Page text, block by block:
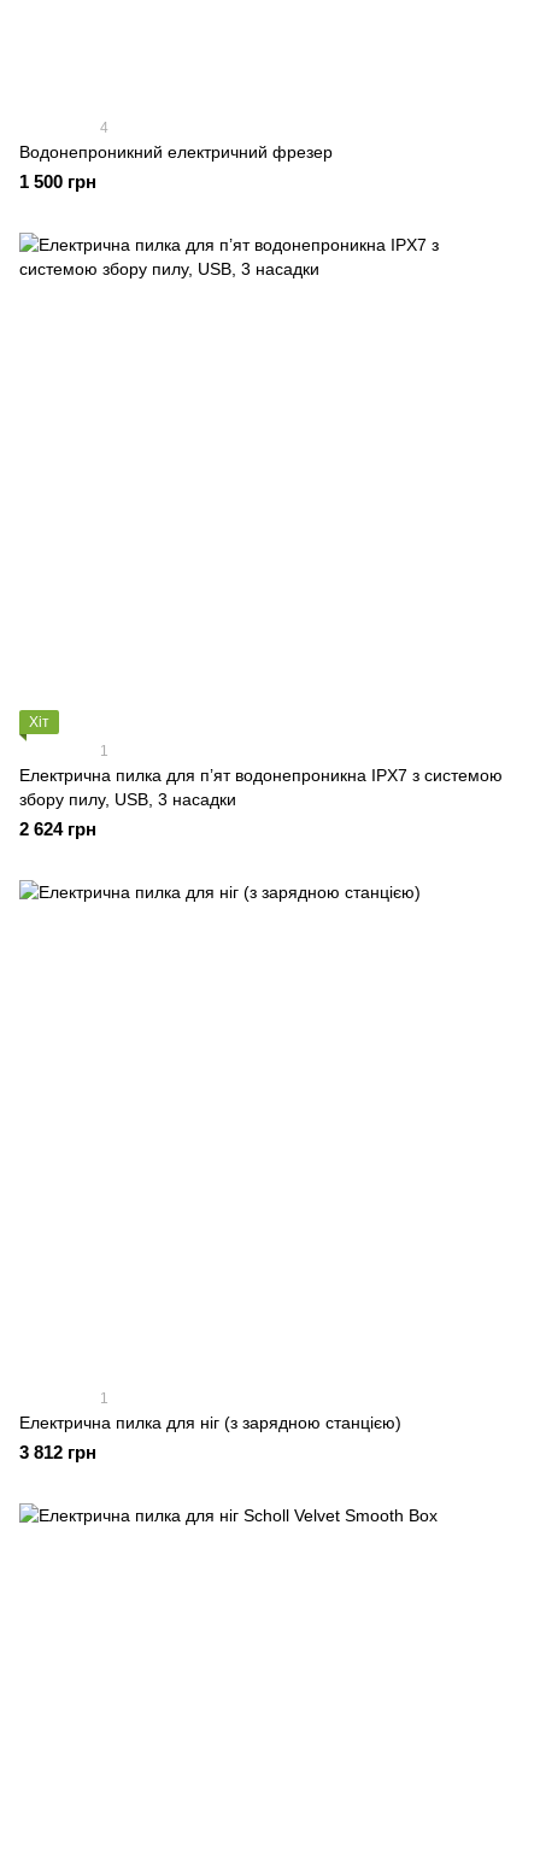
4
Водонепроникний електричний фрезер
1 500 грн
Хіт
1
Електрична пилка для п’ят водонепроникна IPX7 з системою
збору пилу, USB, 3 насадки
2 624 грн
1
Електрична пилка для ніг (з зарядною станцією)
3 812 грн